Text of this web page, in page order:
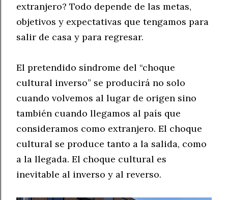
extranjero? Todo depende de las metas,
objetivos y expectativas que tengamos para
salir de casa y para regresar.
El pretendido síndrome del “choque
cultural inverso” se producirá no solo
cuando volvemos al lugar de origen sino
también cuando llegamos al país que
consideramos como extranjero. El choque
cultural se produce tanto a la salida, como
a la llegada. El choque cultural es
inevitable al inverso y al reverso.